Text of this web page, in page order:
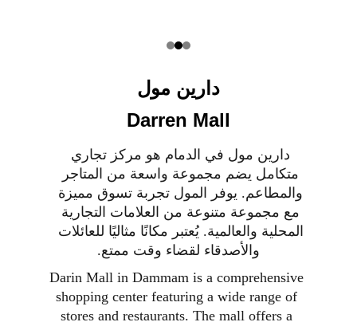
دارين مول في الدمام هو مركز تجاري
متكامل يضم مجموعة واسعة من المتاجر
والمطاعم. يوفر المول تجربة تسوق مميزة
مع مجموعة متنوعة من العلامات التجارية
المحلية والعالمية. يُعتبر مكانًا مثاليًا للعائلات
والأصدقاء لقضاء وقت ممتع.
Darin Mall in Dammam is a comprehensive
shopping center featuring a wide range of
stores and restaurants. The mall offers a
دارين مول
Darren Mall